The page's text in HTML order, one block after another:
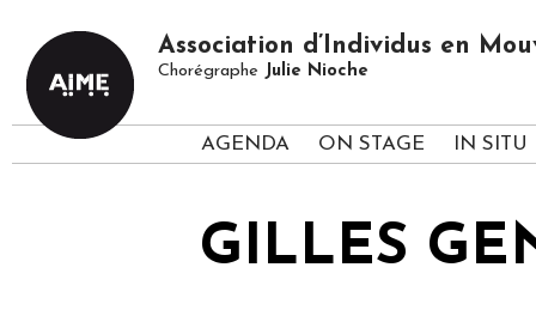
Association d’Individus en
Chorégraphe Julie Nioche
AGENDA ON STAGE IN SITU
GILLES